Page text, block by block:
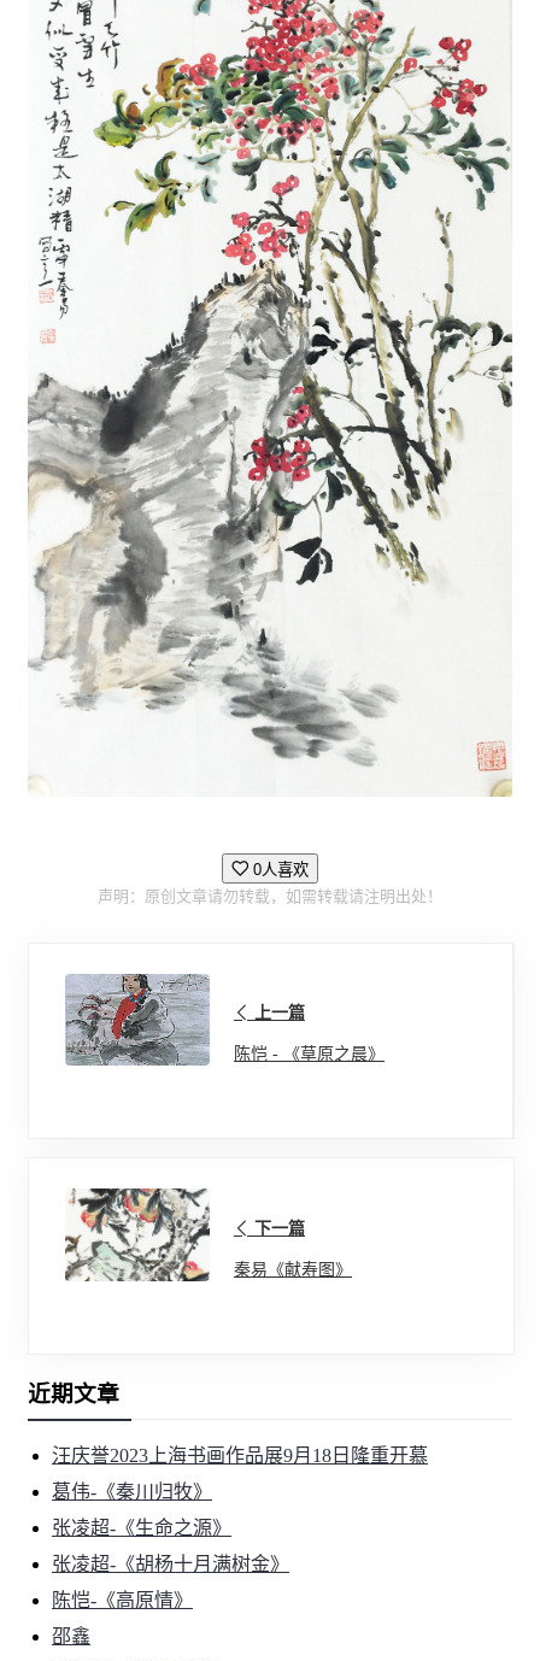
0人喜欢
声明：原创文章请勿转载，如需转载请注明出处！
上一篇
陈恺 - 《草原之晨》
下一篇
秦易《献寿图》
近期文章
汪庆誉2023上海书画作品展9月18日隆重开慕
葛伟-《秦川归牧》
张凌超-《生命之源》
张凌超-《胡杨十月满树金》
陈恺-《高原情》
邵鑫